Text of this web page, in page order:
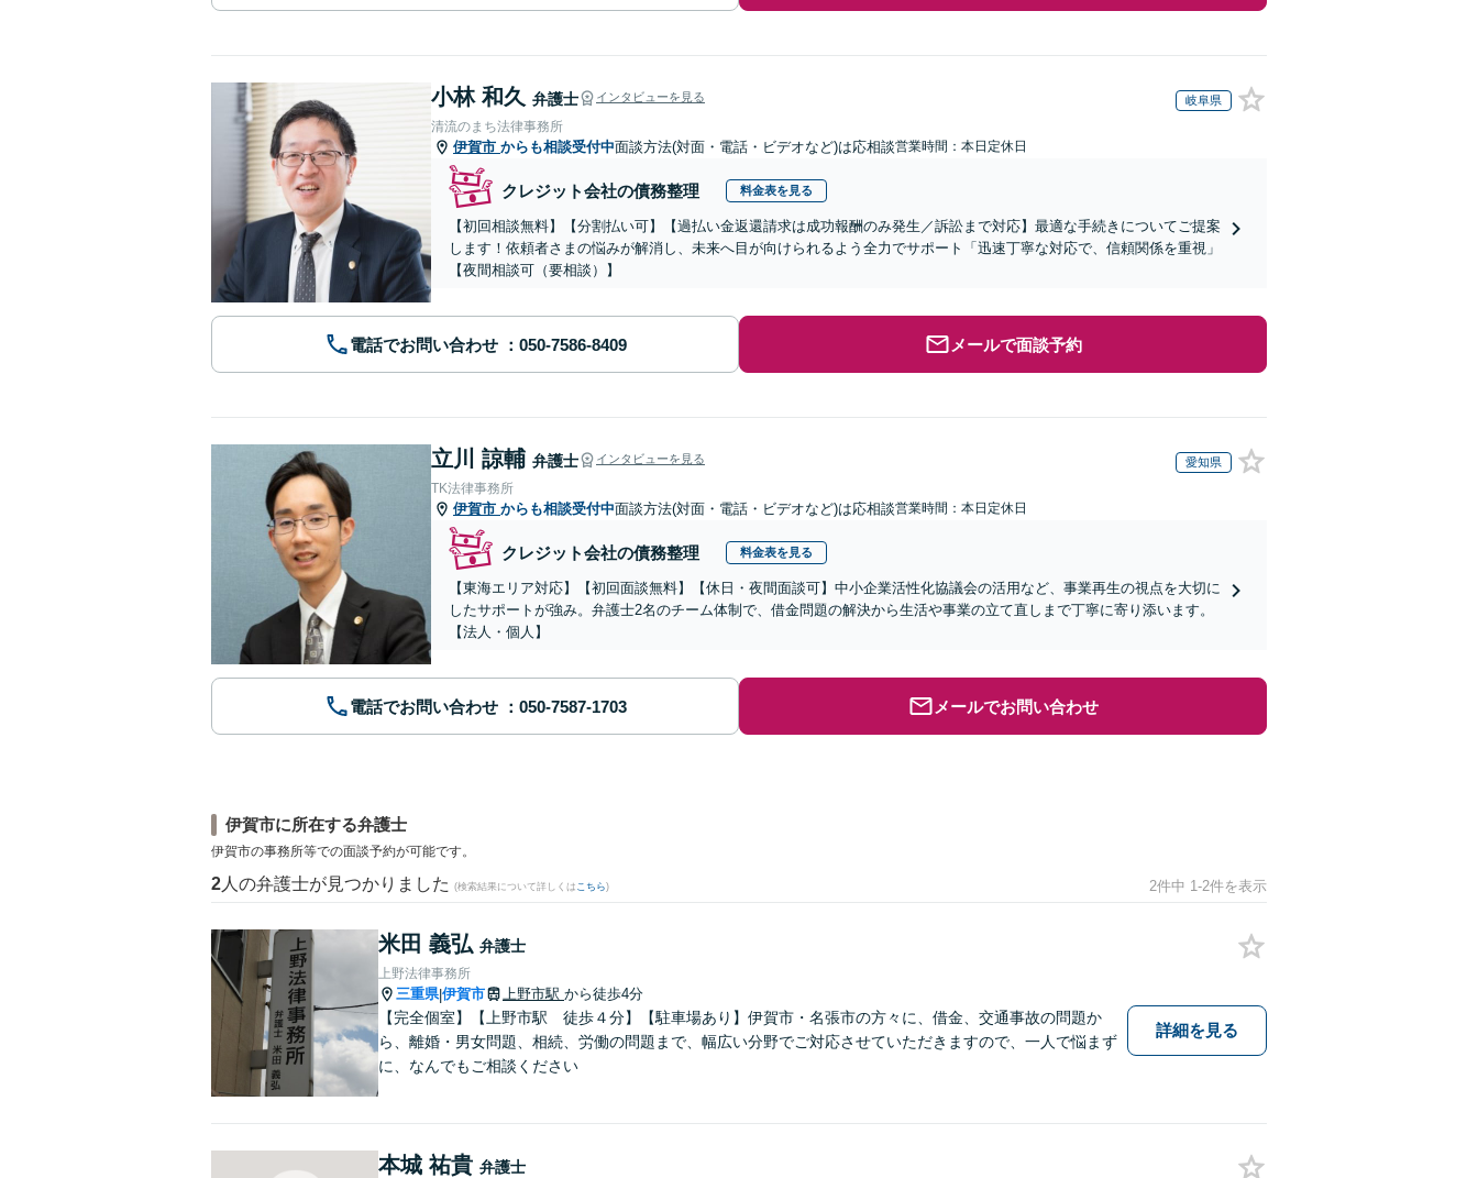
小林 和久 弁護士 インタビューを見る 岐阜県
清流のまち法律事務所
伊賀市 からも相談受付中面談方法(対面・電話・ビデオなど)は応相談営業時間：本日定休日
クレジット会社の債務整理 料金表を見る
【初回相談無料】【分割払い可】【過払い金返還請求は成功報酬のみ発生／訴訟まで対応】最適な手続きについてご提案
します！依頼者さまの悩みが解消し、未来へ目が向けられるよう全力でサポート「迅速丁寧な対応で、信頼関係を重視」
【夜間相談可（要相談）】
電話でお問い合わせ メールで面談予約
立川 諒輔 弁護士 インタビューを見る 愛知県
TK法律事務所
伊賀市 からも相談受付中面談方法(対面・電話・ビデオなど)は応相談営業時間：本日定休日
クレジット会社の債務整理 料金表を見る
【東海エリア対応】【初回面談無料】【休日・夜間面談可】中小企業活性化協議会の活用など、事業再生の視点を大切に
したサポートが強み。弁護士2名のチーム体制で、借金問題の解決から生活や事業の立て直しまで丁寧に寄り添います。
【法人・個人】
電話でお問い合わせ メールでお問い合わせ
伊賀市に所在する弁護士
伊賀市の事務所等での面談予約が可能です。
2 人の弁護士が見つかりました (検索結果について詳しくは こちら) 2件中 1-2件を表示
米田 義弘 弁護士
上野法律事務所
三重県|伊賀市 上野市駅 から徒歩4分
【完全個室】【上野市駅 徒歩４分】【駐車場あり】伊賀市・名張市の方々に、借金、交通事故の問題か
ら、離婚・男女問題、相続、労働の問題まで、幅広い分野でご対応させていただきますので、一人で悩まず
に、なんでもご相談ください
詳細を見る
本城 祐貴 弁護士